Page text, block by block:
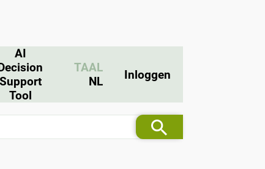
AI
Support
Tool
TAAL
NL
Inloggen